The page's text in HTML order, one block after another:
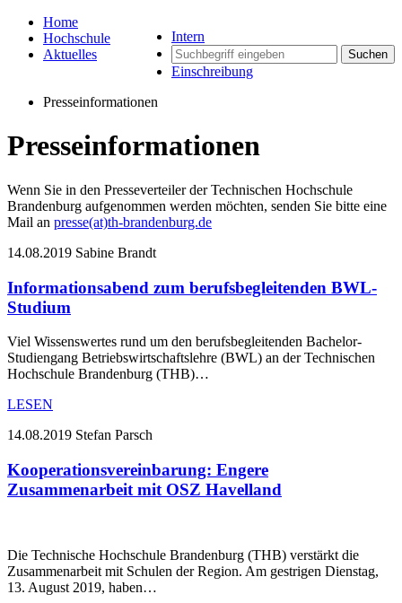
Intern
Suchen
Einschreibung
Home
Hochschule
Aktuelles
Presseinformationen
Presseinformationen
Wenn Sie in den Presseverteiler der Technischen Hochschule
Brandenburg aufgenommen werden möchten, senden Sie bitte eine
Mail an presse(at)th-brandenburg.de
14.08.2019 Sabine Brandt
Informationsabend zum berufsbegleitenden BWL-
Studium
Viel Wissenswertes rund um den berufsbegleitenden Bachelor-
Studiengang Betriebswirtschaftslehre (BWL) an der Technischen
Hochschule Brandenburg (THB)…
LESEN
14.08.2019 Stefan Parsch
Kooperationsvereinbarung: Engere
Zusammenarbeit mit OSZ Havelland
Die Technische Hochschule Brandenburg (THB) verstärkt die
Zusammenarbeit mit Schulen der Region. Am gestrigen Dienstag,
13. August 2019, haben…